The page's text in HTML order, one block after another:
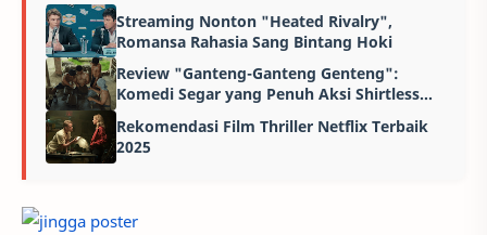
Streaming Nonton "Heated Rivalry",
Romansa Rahasia Sang Bintang Hoki
Review "Ganteng-Ganteng Genteng":
Komedi Segar yang Penuh Aksi Shirtless
Rekomendasi Film Thriller Netflix Terbaik
2025